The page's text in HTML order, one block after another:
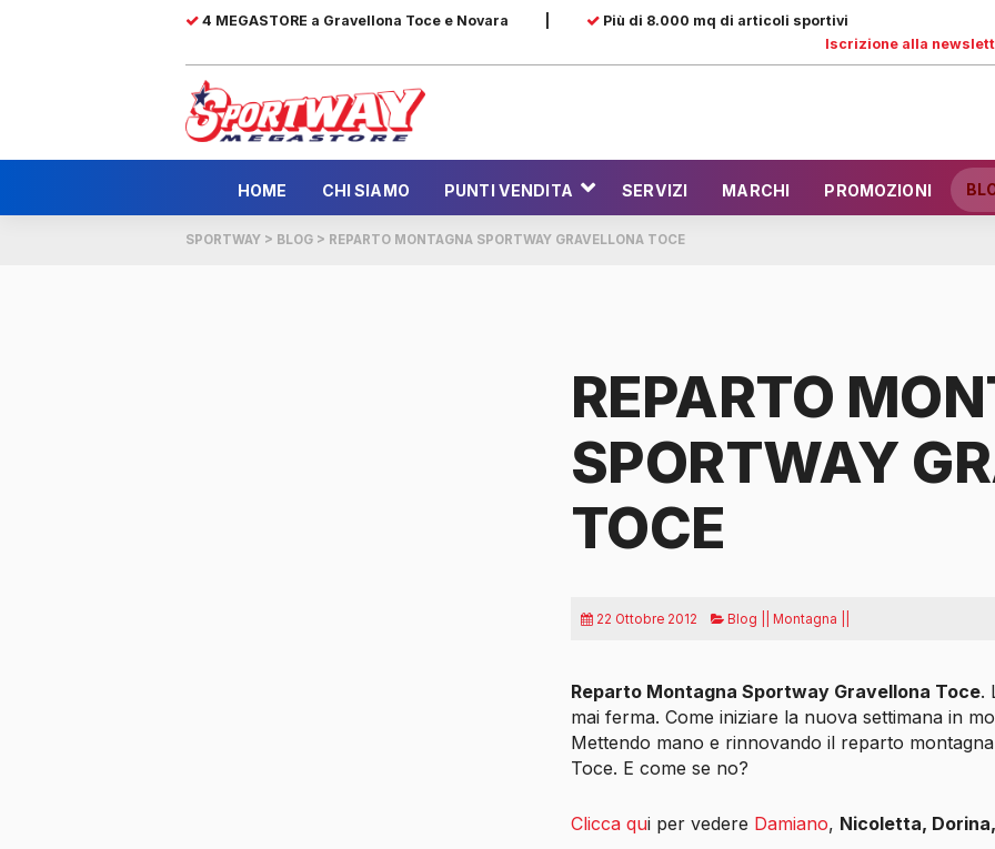
4 MEGASTORE a Gravellona Toce e Novara
Più di 8.000 mq di articoli sportivi
Iscrizione alla
HOME CHI SIAMO PUNTI VENDITA SERVIZI MARCHI PROMOZIONI
SPORTWAY > BLOG > REPARTO MONTAGNA SPORTWAY GRAVELLONA TOCE
REPARTO
SPORTWAY
TOCE
22 Ottobre 2012 Blog || Montagna ||
Reparto Montagna Sportway Gravellona Toce.
mai ferma. Come iniziare lanuova settimana in
Mettendo mano e rinnovando il reparto
Toce. E come se no?
Clicca qui per vedere Damiano, Nicoletta,